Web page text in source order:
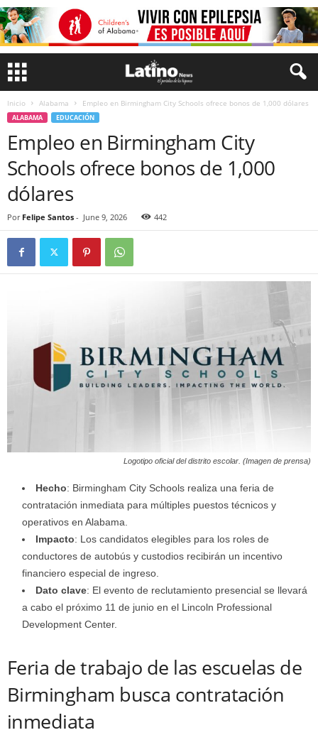
Inicio Alabama Empleo en Birmingham City Schools ofrece bonos de 1,000 dólares
ALABAMA EDUCACIÓN
Empleo en Birmingham City
Schools ofrece bonos de 1,000
dólares
Por Felipe Santos - June 9, 2026 442
Logotipo oficial del distrito escolar. (Imagen de prensa)
Hecho: Birmingham City Schools realiza una feria de
contratación inmediata para múltiples puestos técnicos y
operativos en Alabama.
Impacto: Los candidatos elegibles para los roles de
conductores de autobús y custodios recibirán un incentivo
financiero especial de ingreso.
Dato clave: El evento de reclutamiento presencial se llevará
a cabo el próximo 11 de junio en el Lincoln Professional
Development Center.
Feria de trabajo de las escuelas de
Birmingham busca contratación
inmediata